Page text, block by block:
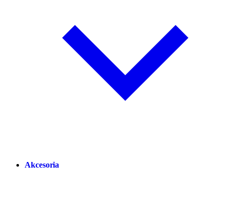
Akcesoria